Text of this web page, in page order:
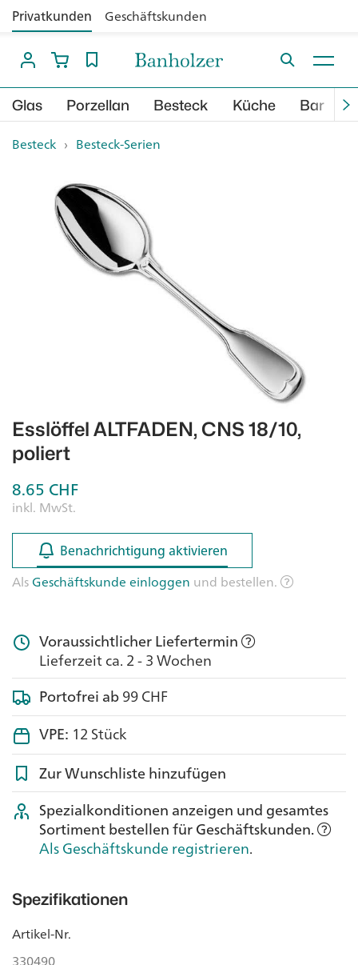
Privatkunden Geschäftskunden
Glas Porzellan Besteck Küche Bar
Besteck › Besteck-Serien
Esslöffel ALTFADEN, CNS 18/10,
poliert
8.65 CHF
inkl. MwSt.
Benachrichtigung aktivieren
Benachrichtigung aktivieren
AlsGeschäftskunde einloggen und bestellen.
Voraussichtlicher Liefertermin
Lieferzeit ca. 2 - 3 Wochen
Portofrei ab99 CHF
VPE: 12 Stück
Zur Wunschliste hinzufügen
Spezialkonditionen anzeigen und gesamtes
Sortiment bestellen für Geschäftskunden.
Als Geschäftskunde registrieren.
Spezifikationen
Artikel-Nr.